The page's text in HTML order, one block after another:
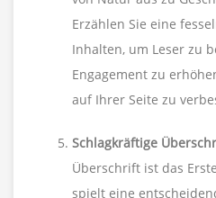
Erzählen Sie eine
Inhalten, um Leser zu
Engagement zu
auf Ihrer Seite zu
Schlagkräftige
Überschrift ist das
spielt eine